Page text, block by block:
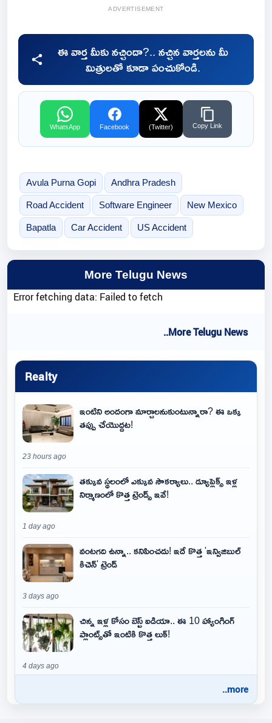
ADVERTISEMENT
ఈ వార్త మీకు నచ్చిందా?.. నచ్చిన వార్తలను మీ
మిత్రులతో కూడా పంచుకోండి.
WhatsApp Facebook (Twitter) Copy Link
Avula Purna Gopi Andhra Pradesh
Road Accident Software Engineer New Mexico
Bapatla Car Accident US Accident
More Telugu News
Error fetching data: Failed to fetch
..More Telugu News
Realty
ఇంటిని అందంగా మార్చాలనుకుంటున్నారా? ఈ ఒక్క
తప్పు చేయొద్దట!
23 hours ago
తక్కువ స్థలంలో ఎక్కువ సౌకర్యాలు.. డ్యూప్లెక్స్ ఇళ్ల
నిర్మాణంలో కొత్త ట్రెండ్స్ ఇవే!
1 day ago
వంటగది ఉన్నా.. కనిపించదు! ఇదే కొత్త 'ఇన్విజిబుల్
కిచెన్' ట్రెండ్
3 days ago
చిన్న ఇళ్ల కోసం బెస్ట్ ఐడియా.. ఈ 10 హ్యాంగింగ్
ప్లాంట్స్‌తో ఇంటికి కొత్త లుక్!
4 days ago
..more